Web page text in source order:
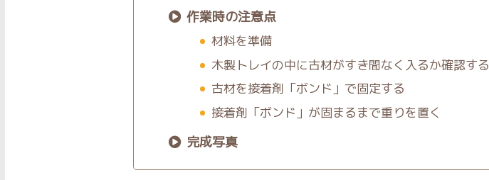
作業時の注意点
材料を準備
木製トレイの中に古材がすき間なく入るか確認する
古材を接着剤「ボンド」で固定する
接着剤「ボンド」が固まるまで重りを置く
完成写真